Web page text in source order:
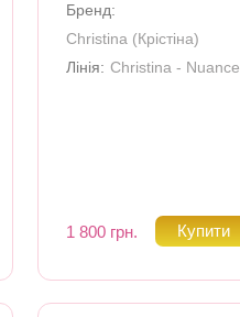
Бренд:
Christina (Крiстiна)
Лінія: Christina - Nuance
1 800 грн.